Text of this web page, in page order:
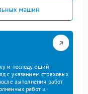
машин
и последующий
с указанием страховых
выполнения работ
работ и